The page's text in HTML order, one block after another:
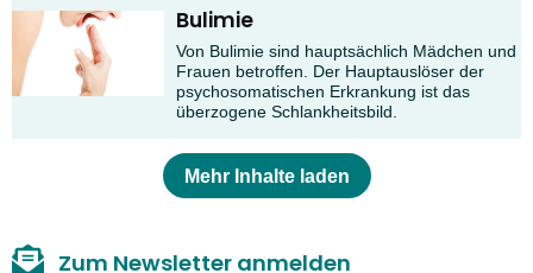
Bulimie
Von Bulimie sind hauptsächlich Mädchen und
Frauen betroffen. Der Hauptauslöser der
psychosomatischen Erkrankung ist das
überzogene Schlankheitsbild.
Mehr Inhalte laden
Zum Newsletter anmelden